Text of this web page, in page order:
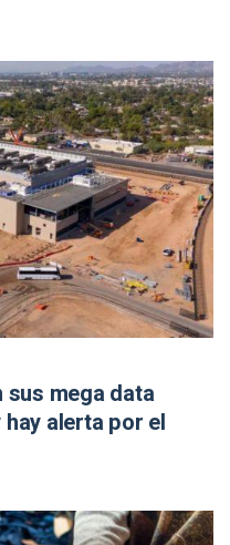
sus mega data
alerta por el